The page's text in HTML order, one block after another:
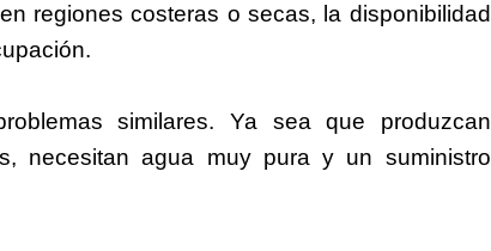
regiones costeras o secas, la disponibilidad
similares. Ya sea que produzcan
necesitan agua muy pura y un suministro